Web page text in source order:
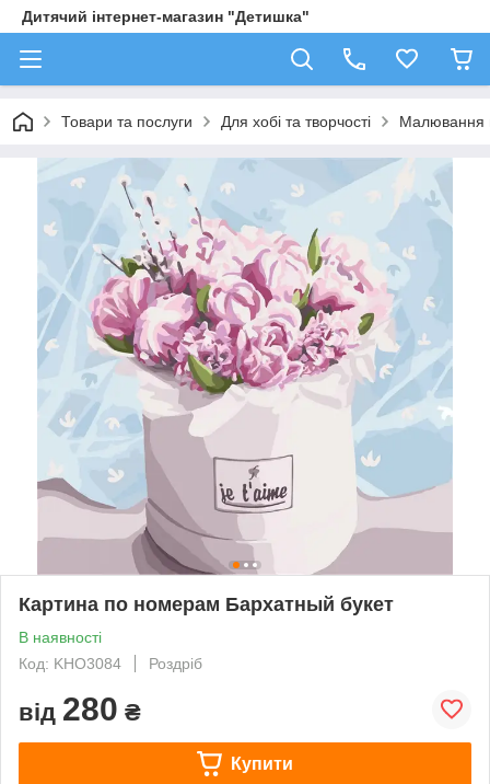
Дитячий інтернет-магазин "Детишка"
Товари та послуги Для хобі та творчості Малювання
Картина по номерам Бархатный букет
В наявності
Код: KHO3084
Роздріб
від 280 ₴
Купити